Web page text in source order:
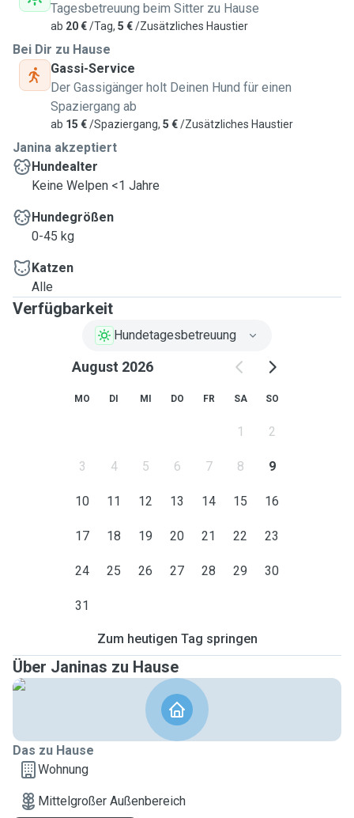
Tagesbetreuung beim Sitter zu Hause
ab 20 €/Tag, 5 €/Zusätzliches Haustier
Bei Dir zu Hause
Gassi-Service
Der Gassigänger holt Deinen Hund für einen
Spaziergang ab
ab 15 €/Spaziergang, 5 €/Zusätzliches Haustier
Janina akzeptiert
Hundealter
Keine Welpen <1 Jahre
Hundegrößen
0-45 kg
Katzen
Alle
Verfügbarkeit
Hundetagesbetreuung
August 2026
MO DI MI DO FR SA SO
1 2
3 4 5 6 7 8 9
10 11 12 13 14 15 16
17 18 19 20 21 22 23
24 25 26 27 28 29 30
31
Zum heutigen Tag springen
Über Janinas zu Hause
Das zu Hause
Wohnung
Mittelgroßer Außenbereich